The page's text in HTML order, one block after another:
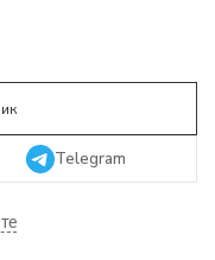
Telegram